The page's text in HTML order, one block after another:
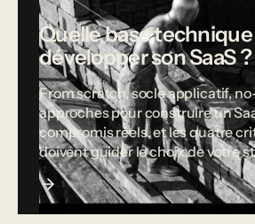
Quelle base
développer son SaaS ?
From scratch, socle applicatif,
approches pour construire un
compromis réels, et les quatre
doivent guider le choix de votre